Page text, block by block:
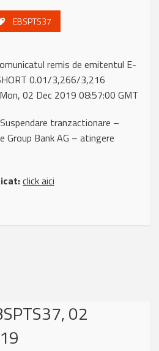
EBSPTS37
remis de emitentul E-
0.01/3,266/3,216
02 Dec 2019 08:57:00 GMT
Suspendare tranzactionare –
Bank AG – atingere
click aici
02